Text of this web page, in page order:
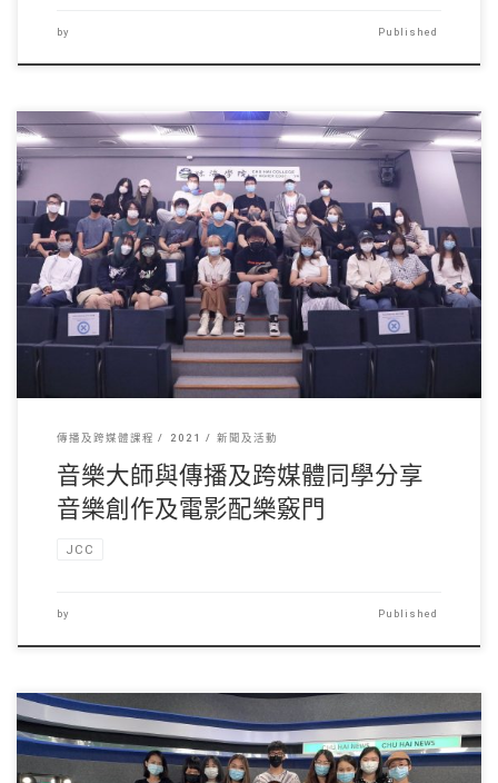
by Published
香港新一代音樂創作人 […]
傳播及跨媒體課程 2021 新聞及活動
音樂大師與傳播及跨媒體同學分享
音樂創作及電影配樂竅門
JCC
by Published